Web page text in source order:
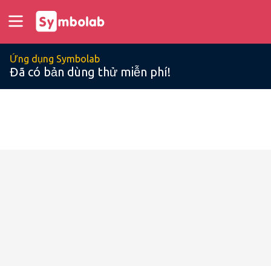
Ứng dụng Symbolab
Đã có bản dùng thử miễn phí!